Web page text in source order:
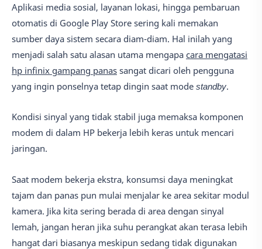
Aplikasi media sosial, layanan lokasi, hingga pembaruan
otomatis di Google Play Store sering kali memakan
sumber daya sistem secara diam-diam. Hal inilah yang
menjadi salah satu alasan utama mengapa cara mengatasi
hp infinix gampang panas sangat dicari oleh pengguna
yang ingin ponselnya tetap dingin saat mode standby.
Kondisi sinyal yang tidak stabil juga memaksa komponen
modem di dalam HP bekerja lebih keras untuk mencari
jaringan.
Saat modem bekerja ekstra, konsumsi daya meningkat
tajam dan panas pun mulai menjalar ke area sekitar modul
kamera. Jika kita sering berada di area dengan sinyal
lemah, jangan heran jika suhu perangkat akan terasa lebih
hangat dari biasanya meskipun sedang tidak digunakan